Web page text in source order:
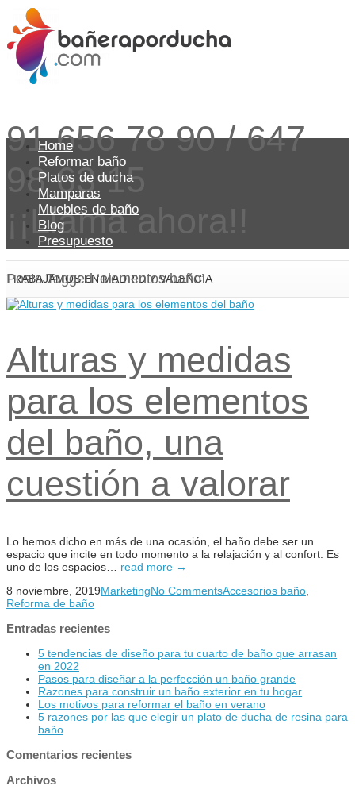
91 656 78 90 / 647
98 63 15
¡¡Llama ahora!!
TRABAJAMOS EN MADRID Y VALENCIA
Home
Reformar baño
Platos de ducha
Mamparas
Muebles de baño
Blog
Presupuesto
Posts Tagged ‘elementos baño’
Alturas y medidas
para los elementos
del baño, una
cuestión a valorar
Lo hemos dicho en más de una ocasión, el baño debe ser un
espacio que incite en todo momento a la relajación y al confort. Es
uno de los espacios… read more →
8 noviembre, 2019MarketingNo CommentsAccesorios baño
Reforma de baño
Entradas recientes
5 tendencias de diseño para tu cuarto de baño que arrasan
en 2022
Pasos para diseñar a la perfección un baño grande
Razones para construir un baño exterior en tu hogar
Los motivos para reformar el baño en verano
5 razones por las que elegir un plato de ducha de resina para
baño
Comentarios recientes
Archivos